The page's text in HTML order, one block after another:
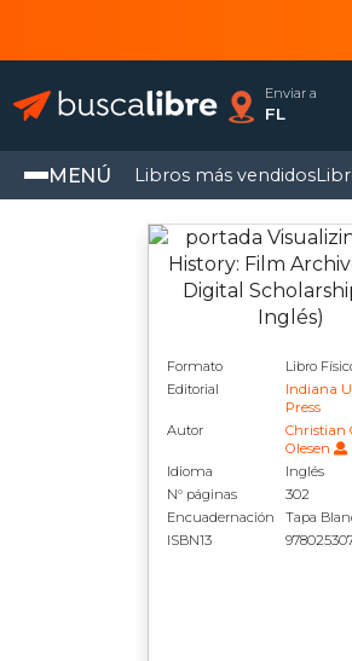
Enviar a
FL
MENÚ Libros más vendidos
Formato
Libro
Editorial
Indiana
Press
Autor
Christian
Olesen
Idioma
Inglés
N° páginas
302
Encuadernación
Tapa
ISBN13